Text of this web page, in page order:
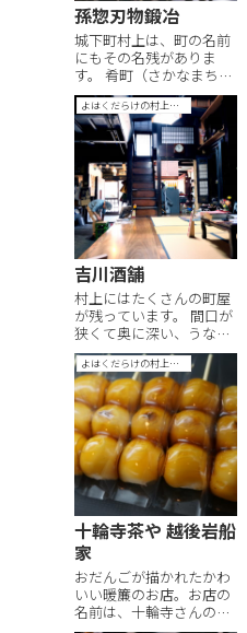
孫惣刃物鍛冶
城下町村上は、町の名前
にもその名残がありま
す。 肴町（さかなまち）
は、魚の専売権を持って
いた町。塩町（しおま
ち）は、塩の専売権。 孫
惣刃物鍛冶さんがあるの
は、鍛治町（かじま
ち）。名前の通り、鍛冶
師さんがたくさんいらっ
しゃった町の、最後の鍛
冶...
よはくだらけの村上手帖
吉川酒舗
村上にはたくさんの町屋
が残っています。 間口が
狭くて奥に深い、うなぎ
の寝床のようなつくり。
土間、立派な神棚とお仏
壇。 お店と家が土間でひ
と続き、商いと暮らしが
地続きになっているのも
特徴。 築年数も、多くの
町屋は100年を越えま
す。 博物館な...
よはくだらけの村上手帖
十輪寺茶や 越後岩船
家
おだんごが描かれたかわ
いい暖簾のお店。お店の
名前は、十輪寺さんの参